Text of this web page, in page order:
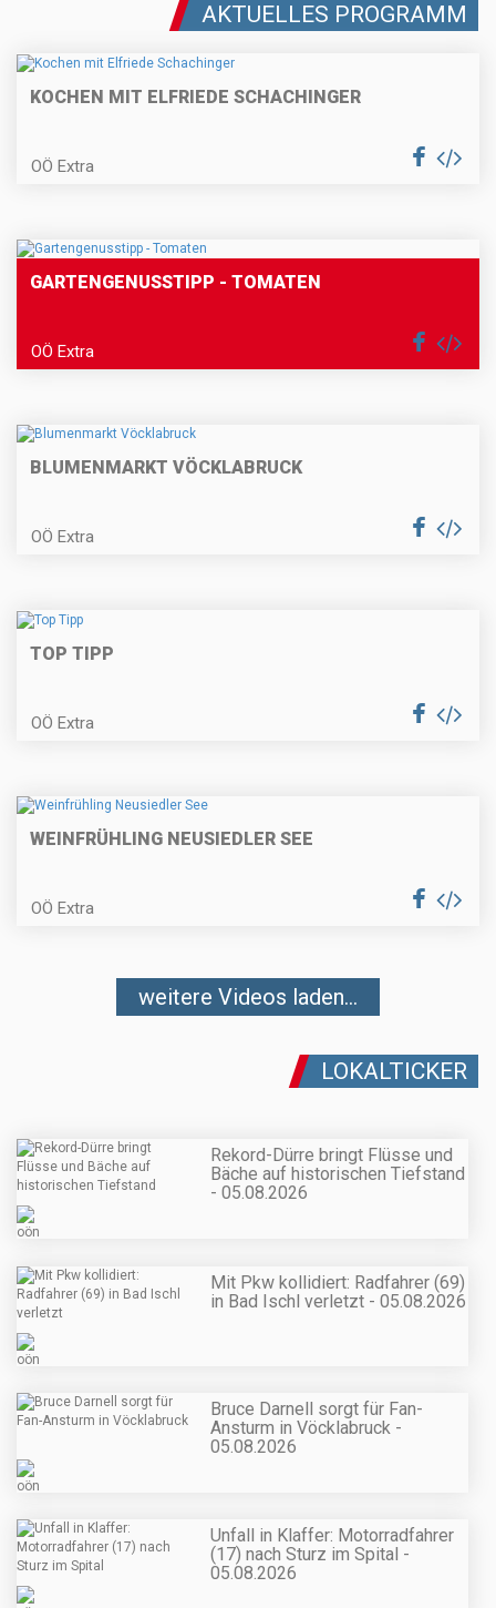
AKTUELLES PROGRAMM
KOCHEN MIT ELFRIEDE SCHACHINGER
OÖ Extra
GARTENGENUSSTIPP - TOMATEN
OÖ Extra
BLUMENMARKT VÖCKLABRUCK
OÖ Extra
TOP TIPP
OÖ Extra
WEINFRÜHLING NEUSIEDLER SEE
OÖ Extra
weitere Videos laden...
LOKALTICKER
Rekord-Dürre bringt Flüsse und
Bäche auf historischen Tiefstand
- 05.08.2026
Mit Pkw kollidiert: Radfahrer (69)
in Bad Ischl verletzt - 05.08.2026
Bruce Darnell sorgt für Fan-
Ansturm in Vöcklabruck -
05.08.2026
Unfall in Klaffer: Motorradfahrer
(17) nach Sturz im Spital -
05.08.2026